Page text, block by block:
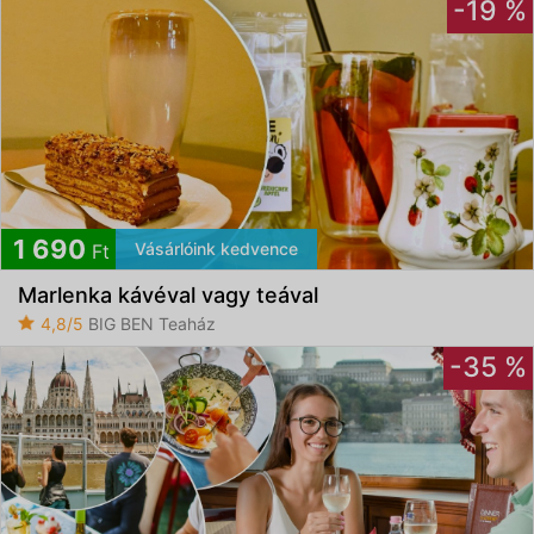
-19 %
1 690 Ft Vásárlóink kedvence
Marlenka kávéval vagy teával
4,8/5 BIG BEN Teaház
-35 %